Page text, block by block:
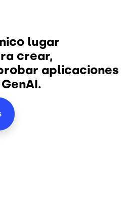
lugar
crear,
aplicaciones